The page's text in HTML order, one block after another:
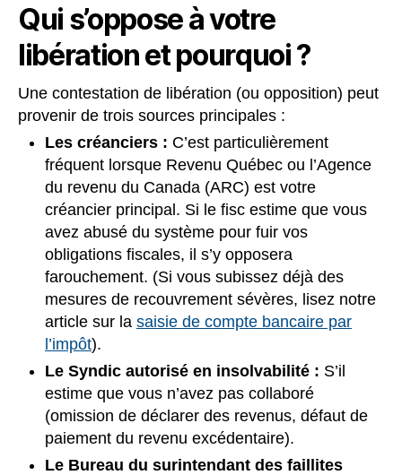
Qui s’oppose à votre
libération et pourquoi ?
Une contestation de libération (ou opposition) peut
provenir de trois sources principales :
Les créanciers : C’est particulièrement
fréquent lorsque Revenu Québec ou l’Agence
du revenu du Canada (ARC) est votre
créancier principal. Si le fisc estime que vous
avez abusé du système pour fuir vos
obligations fiscales, il s’y opposera
farouchement. (Si vous subissez déjà des
mesures de recouvrement sévères, lisez notre
article sur la saisie de compte bancaire par
l’impôt).
Le Syndic autorisé en insolvabilité : S’il
estime que vous n’avez pas collaboré
(omission de déclarer des revenus, défaut de
paiement du revenu excédentaire).
Le Bureau du surintendant des faillites